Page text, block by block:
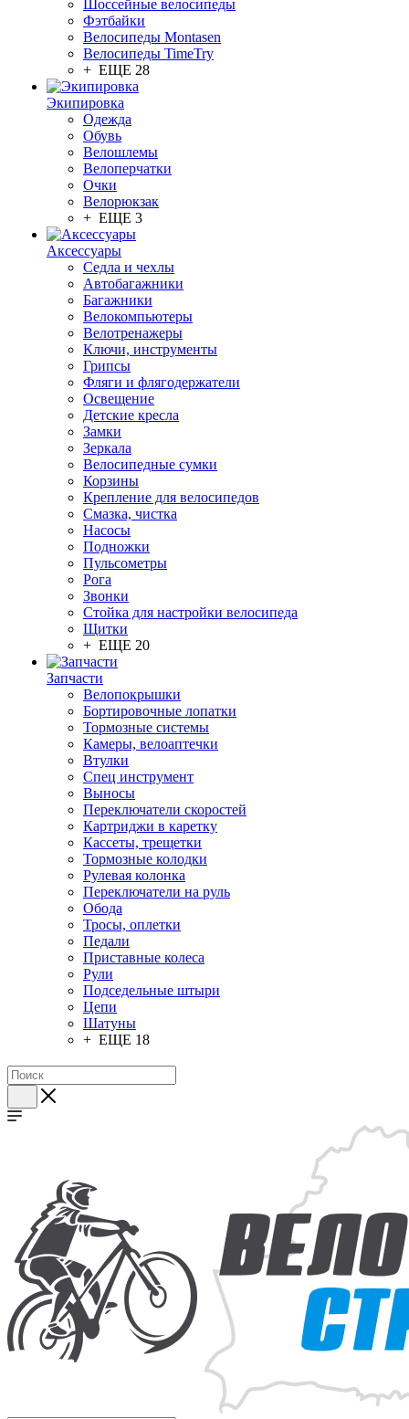
Шоссейные велосипеды
Фэтбайки
Велосипеды Montasen
Велосипеды TimeTry
+ ЕЩЕ 28
Экипировка
Одежда
Обувь
Велошлемы
Велоперчатки
Очки
Велорюкзак
+ ЕЩЕ 3
Аксессуары
Седла и чехлы
Автобагажники
Багажники
Велокомпьютеры
Велотренажеры
Ключи, инструменты
Грипсы
Фляги и флягодержатели
Освещение
Детские кресла
Замки
Зеркала
Велосипедные сумки
Корзины
Крепление для велосипедов
Смазка, чистка
Насосы
Подножки
Пульсометры
Рога
Звонки
Стойка для настройки велосипеда
Щитки
+ ЕЩЕ 20
Запчасти
Велопокрышки
Бортировочные лопатки
Тормозные системы
Камеры, велоаптечки
Втулки
Спец инструмент
Выносы
Переключатели скоростей
Картриджи в каретку
Кассеты, трещетки
Тормозные колодки
Рулевая колонка
Переключатели на руль
Обода
Тросы, оплетки
Педали
Приставные колеса
Рули
Подседельные штыри
Цепи
Шатуны
+ ЕЩЕ 18